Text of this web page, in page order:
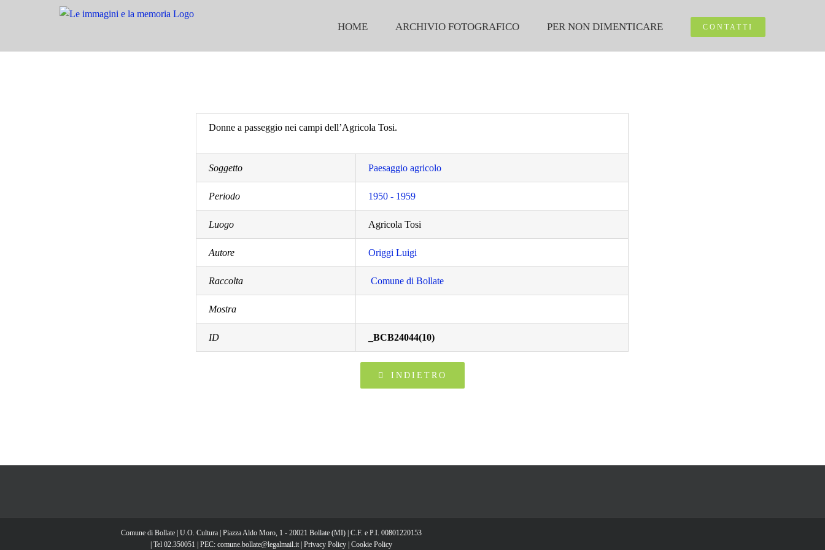
HOME ARCHIVIO FOTOGRAFICO PER NON DIMENTICARE CONTATTI
Donne a passeggio nei campi dell’Agricola Tosi.
Soggetto Paesaggio agricolo
Periodo 1950 - 1959
Luogo Agricola Tosi
Autore Origgi Luigi
Raccolta Comune di Bollate
Mostra
ID _BCB24044(10)
INDIETRO
Comune di Bollate | U.O. Cultura | Piazza Aldo Moro, 1 - 20021 Bollate (MI) | C.F. e P.I. 00801220153
| Tel 02.350051 | PEC: comune.bollate@legalmail.it | Privacy Policy Cookie Policy